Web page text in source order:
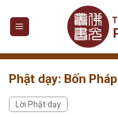
Phật dạy: Bốn
Lời Phật dạy